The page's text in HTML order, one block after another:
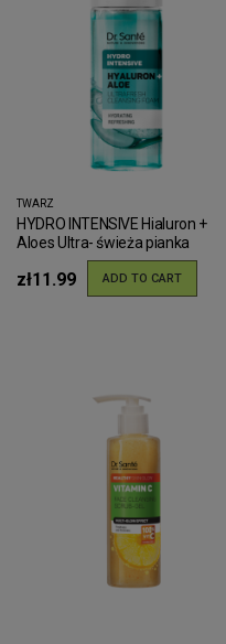
TWARZ
HYDRO INTENSIVE Hialuron +
Aloes Ultra- świeża pianka
oczyszczająca Dr.Sante 150 ml
zł11.99 ADD TO CART